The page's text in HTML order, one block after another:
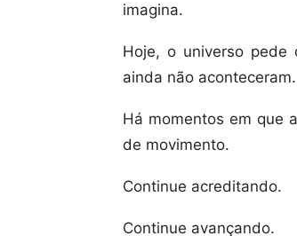
imagina.
Hoje, o universo pede
ainda não aconteceram.
Há momentos em que
de movimento.
Continue acreditando.
Continue avançando.